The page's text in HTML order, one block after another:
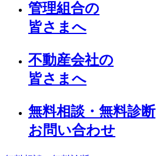
管理組合の
皆さまへ
不動産会社の
皆さまへ
無料相談・無料診断
お問い合わせ